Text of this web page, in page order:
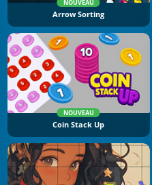
NOUVEAU
Arrow Sorting
NOUVEAU
Coin Stack Up